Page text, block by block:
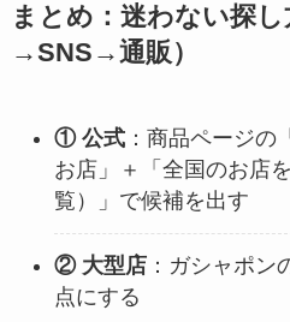
まとめ：迷わない探
→SNS→通販）
① 公式：商品ページの
お店」＋「全国のお店
覧）」で候補を出す
② 大型店：ガシャポン
点にする